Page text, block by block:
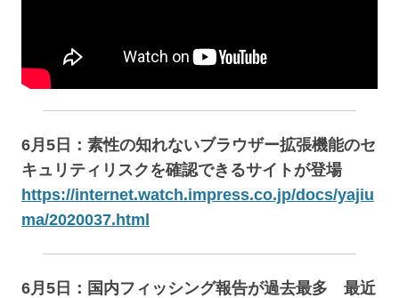
6月5日：素性の知れないブラウザー拡張機能のセ
キュリティリスクを確認できるサイトが登場
https://internet.watch.impress.co.jp/docs/yajiu
ma/2020037.html
6月5日：国内フィッシング報告が過去最多 最近